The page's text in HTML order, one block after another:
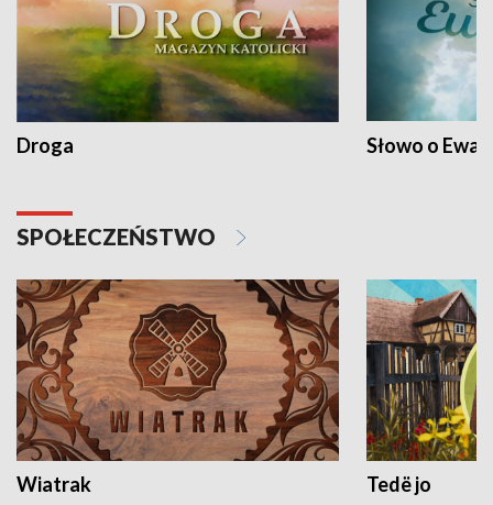
Droga Słowo o
SPOŁECZEŃSTWO
Wiatrak Tedë jo